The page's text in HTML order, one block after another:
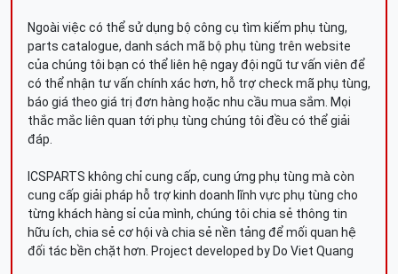
Ngoài việc có thể sử dụng bộ công cụ tìm kiếm phụ tùng,
parts catalogue, danh sách mã bộ phụ tùng trên website
của chúng tôi bạn có thể liên hệ ngay đội ngũ tư vấn viên để
có thể nhận tư vấn chính xác hơn, hỗ trợ check mã phụ tùng,
báo giá theo giá trị đơn hàng hoặc nhu cầu mua sắm. Mọi
thắc mắc liên quan tới phụ tùng chúng tôi đều có thể giải
đáp.
ICSPARTS không chỉ cung cấp, cung ứng phụ tùng mà còn
cung cấp giải pháp hỗ trợ kinh doanh lĩnh vực phụ tùng cho
từng khách hàng sỉ của mình, chúng tôi chia sẻ thông tin
hữu ích, chia sẻ cơ hội và chia sẻ nền tảng để mối quan hệ
đối tác bền chặt hơn. Project developed by Do Viet Quang